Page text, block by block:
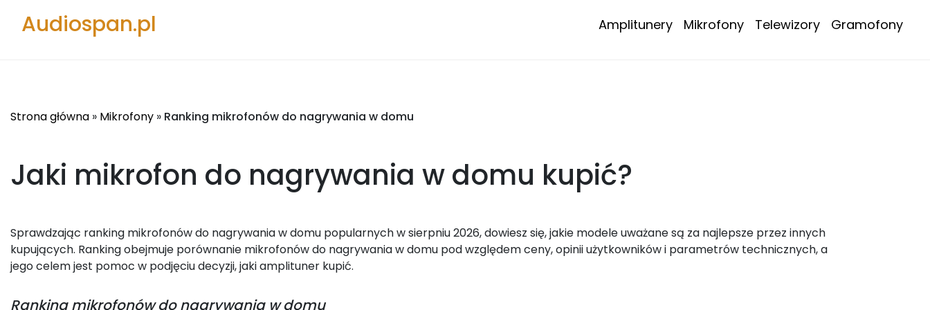
Audiospan.pl Amplitunery Mikrofony Telewizory Gramofony
Strona główna » Mikrofony » Ranking mikrofonów do nagrywania w domu
Jaki mikrofon do nagrywania w domu kupić?
Sprawdzając ranking mikrofonów do nagrywania w domu popularnych w sierpniu 2026, dowiesz się, jakie modele uważane są za najlepsze przez innych
kupujących. Ranking obejmuje porównanie mikrofonów do nagrywania w domu pod względem ceny, opinii użytkowników i parametrów technicznych, a
jego celem jest pomoc w podjęciu decyzji, jaki amplituner kupić.
Rankingmikrofonów do nagrywania w domu